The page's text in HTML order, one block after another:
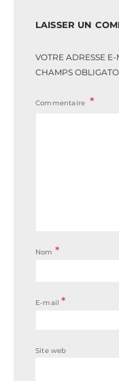
LAISSER UN
VOTRE ADRESSE
CHAMPS
Commentaire
Nom *
E-mail*
Site web